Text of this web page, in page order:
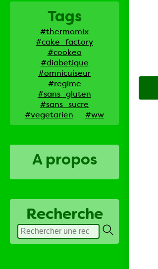
Tags
#thermomix
#cake_factory
#cookeo
#diabetique
#omnicuiseur
#regime
#sans_gluten
#sans_sucre
#vegetarien
#ww
A propos
Recherche